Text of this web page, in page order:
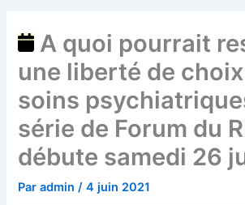
A quoi pourrait
une liberté de
soins
série de Forum du
débute samedi 26
Paradmin/4 juin 2021
de
Forum
du
qui
débute
samedi
26
juin